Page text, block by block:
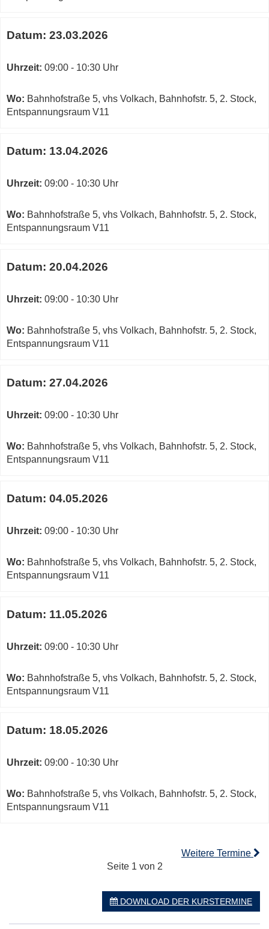
Datum: 23.03.2026
Uhrzeit: 09:00 - 10:30 Uhr
Wo: Bahnhofstraße 5, vhs Volkach, Bahnhofstr. 5, 2. Stock,
Entspannungsraum V11
Datum: 13.04.2026
Uhrzeit: 09:00 - 10:30 Uhr
Wo: Bahnhofstraße 5, vhs Volkach, Bahnhofstr. 5, 2. Stock,
Entspannungsraum V11
Datum: 20.04.2026
Uhrzeit: 09:00 - 10:30 Uhr
Wo: Bahnhofstraße 5, vhs Volkach, Bahnhofstr. 5, 2. Stock,
Entspannungsraum V11
Datum: 27.04.2026
Uhrzeit: 09:00 - 10:30 Uhr
Wo: Bahnhofstraße 5, vhs Volkach, Bahnhofstr. 5, 2. Stock,
Entspannungsraum V11
Datum: 04.05.2026
Uhrzeit: 09:00 - 10:30 Uhr
Wo: Bahnhofstraße 5, vhs Volkach, Bahnhofstr. 5, 2. Stock,
Entspannungsraum V11
Datum: 11.05.2026
Uhrzeit: 09:00 - 10:30 Uhr
Wo: Bahnhofstraße 5, vhs Volkach, Bahnhofstr. 5, 2. Stock,
Entspannungsraum V11
Datum: 18.05.2026
Uhrzeit: 09:00 - 10:30 Uhr
Wo: Bahnhofstraße 5, vhs Volkach, Bahnhofstr. 5, 2. Stock,
Entspannungsraum V11
Weitere Termine
Seite 1 von 2
DOWNLOAD DER KURSTERMINE